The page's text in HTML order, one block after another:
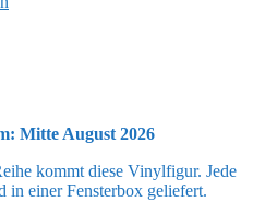
Mitte August 2026
kommt diese Vinylfigur. Jede
in einer Fensterbox geliefert.